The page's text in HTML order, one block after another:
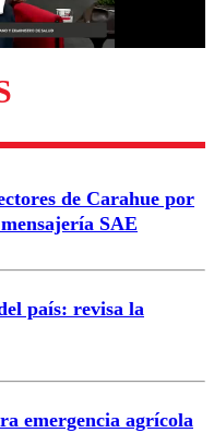
Enviar comentario
de Carahue por
SAE
país: revisa la
emergencia agrícola